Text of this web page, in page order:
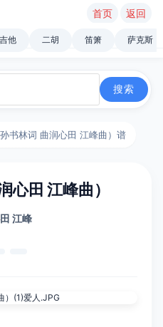
首页 返回
吉他 二胡 笛箫 萨克斯
书林词 曲润心田 江峰曲）谱
心田 江峰曲）
江峰